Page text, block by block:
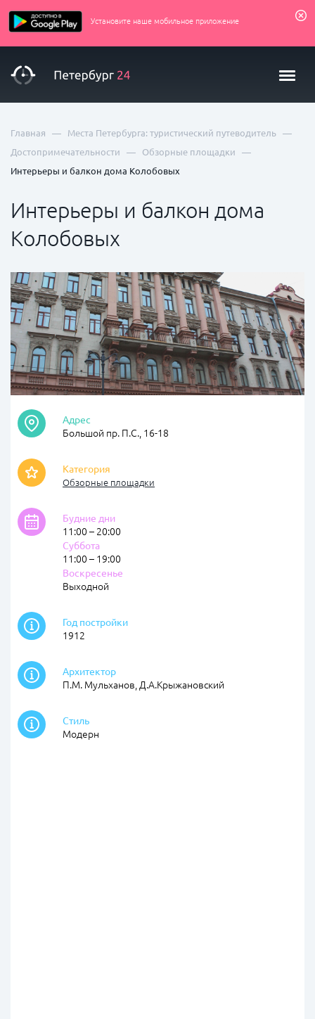
Установите наше мобильное приложение
Главная — Места Петербурга: туристический путеводитель —
Достопримечательности — Обзорные площадки —
Интерьеры и балкон дома Колобовых
Интерьеры и балкон дома
Колобовых
Адрес
Большой пр. П.С., 16-18
Категория
Обзорные площадки
Будние дни
11:00 – 20:00
Суббота
11:00 – 19:00
Воскресенье
Выходной
Год постройки
1912
Архитектор
П.М. Мульханов, Д.А.Крыжановский
Стиль
Модерн